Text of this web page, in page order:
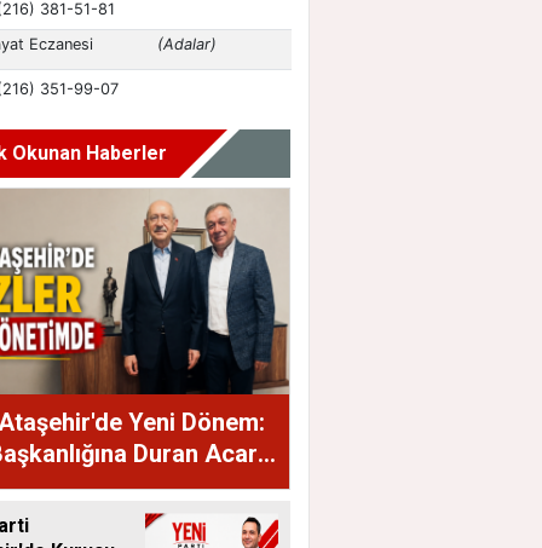
Okunan Haberler
Yeni Dönem:
Duran Acar